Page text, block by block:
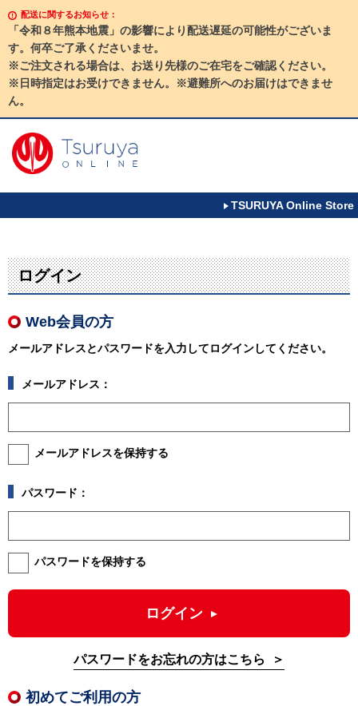
配送に関するお知らせ：
「令和８年熊本地震」の影響により配送遅延の可能性がございま
す。何卒ご了承くださいませ。
※ご注文される場合は、お送り先様のご在宅をご確認ください。
※日時指定はお受けできません。※避難所へのお届けはできませ
ん。
TSURUYA Online Store
ログイン
Web会員の方
メールアドレスとパスワードを入力してログインしてください。
メールアドレス：
メールアドレスを保持する
パスワード：
パスワードを保持する
ログイン
パスワードをお忘れの方はこちら
初めてご利用の方